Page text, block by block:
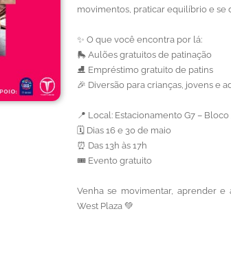
movimentos, praticar equilíbrio e se
✨ O que você encontra por lá:
🛼 Aulões gratuitos de patinação
⛸️ Empréstimo gratuito de patins
🎉 Diversão para crianças, jovens e
📍 Local: Estacionamento G7 – Bloco
🗓️ Dias 16 e 30 de maio
⏰ Das 13h às 17h
🎟️ Evento gratuito
Venha se movimentar, aprender
West Plaza 💚